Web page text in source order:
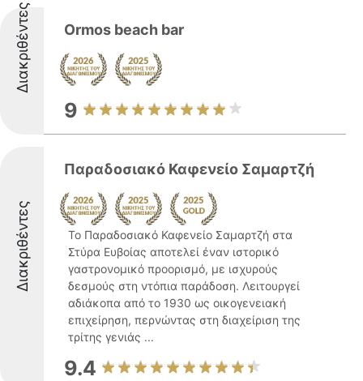
Διακριθέντες Ormos beach bar
9
Διακριθέντες
Παραδοσιακό Καφενείο Σαμαρτζή
Το Παραδοσιακό Καφενείο Σαμαρτζή στα
Στύρα Ευβοίας αποτελεί έναν ιστορικό
γαστρονομικό προορισμό, με ισχυρούς
δεσμούς στη ντόπια παράδοση. Λειτουργεί
αδιάκοπα από το 1930 ως οικογενειακή
επιχείρηση, περνώντας στη διαχείριση της
τρίτης γενιάς ...
9.4